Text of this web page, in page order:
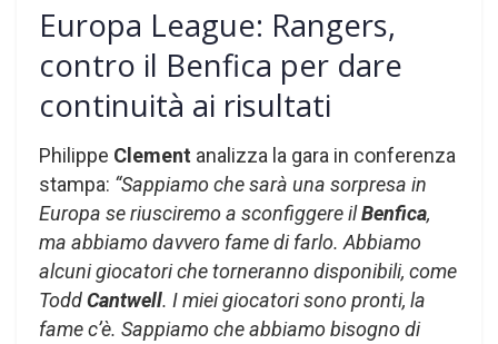
Europa League: Rangers,
contro il Benfica per dare
continuità ai risultati
Philippe Clement analizza la gara in conferenza
stampa: “Sappiamo che sarà una sorpresa in
Europa se riusciremo a sconfiggere ilBenfica,
ma abbiamo davvero fame di farlo. Abbiamo
alcuni giocatori che torneranno disponibili, come
ToddCantwell. I miei giocatori sono pronti, la
fame c’è. Sappiamo che abbiamo bisogno di